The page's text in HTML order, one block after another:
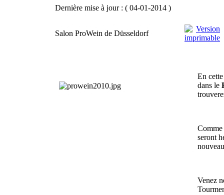
Dernière mise à jour : ( 04-01-2014 )
Salon ProWein de Düsseldorf
En
dans le
Comme
seront
Venez